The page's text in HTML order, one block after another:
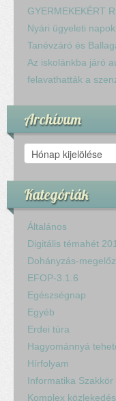
GYERMEKEKÉRT
Nyári ügyeleti napok
Tanévzáró és
Az iskolánkba járó
felavathatták a
Archívum
Archívum
Kategóriák
Általános
Digitális témahét
Dohányzás-
EFOP-3.1.6
Egészségnap
Egyéb
Erdei túra
Hagyománnyá
Hírfolyam
Informatika Szakkör
Komplex